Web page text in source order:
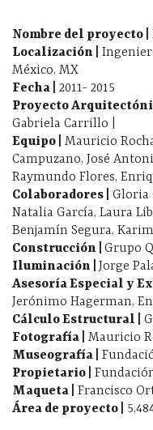
Nombre del proyecto |
Localización
México, MX
Fecha
2011- 2015
Proyecto
Gabriela Carrillo |
Equipo
Mauricio
Campuzano, José
Raymundo Flores,
Colaboradores
Gloria
Natalia García, Laura
Benjamín Segura,
Construcción | Grupo
Iluminación | Jorge
Asesoría Especial y
Jerónimo Hagerman,
Cálculo Estructural
Fotografía
Mauricio
Museografía
Propietario
Maqueta
Francisco
Área de proyecto